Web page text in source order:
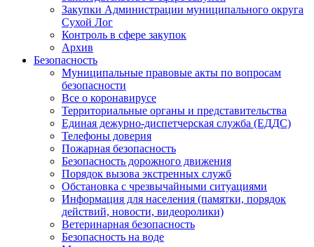
Закупки Администрации муниципального округа
Сухой Лог
Контроль в сфере закупок
Архив
Безопасность
Муниципальные правовые акты по вопросам
безопасности
Все о коронавирусе
Территориальные органы и представительства
Единая дежурно-диспетчерская служба (ЕДДС)
Телефоны доверия
Пожарная безопасность
Безопасность дорожного движения
Порядок вызова экстренных служб
Обстановка с чрезвычайными ситуациями
Информация для населения (памятки, порядок
действий, новости, видеоролики)
Ветеринарная безопасность
Безопасность на воде